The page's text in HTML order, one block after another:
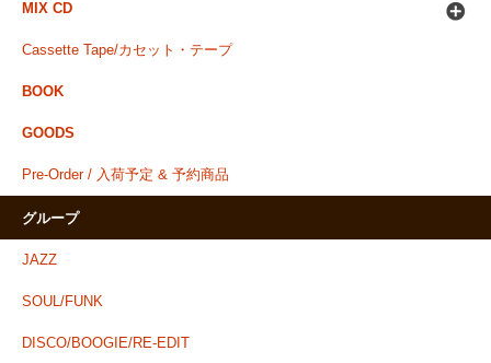
MIX CD
Cassette Tape/カセット・テープ
BOOK
GOODS
Pre-Order / 入荷予定 & 予約商品
グループ
JAZZ
SOUL/FUNK
DISCO/BOOGIE/RE-EDIT